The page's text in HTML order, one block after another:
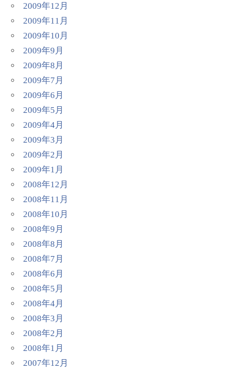
2009年12月
2009年11月
2009年10月
2009年9月
2009年8月
2009年7月
2009年6月
2009年5月
2009年4月
2009年3月
2009年2月
2009年1月
2008年12月
2008年11月
2008年10月
2008年9月
2008年8月
2008年7月
2008年6月
2008年5月
2008年4月
2008年3月
2008年2月
2008年1月
2007年12月